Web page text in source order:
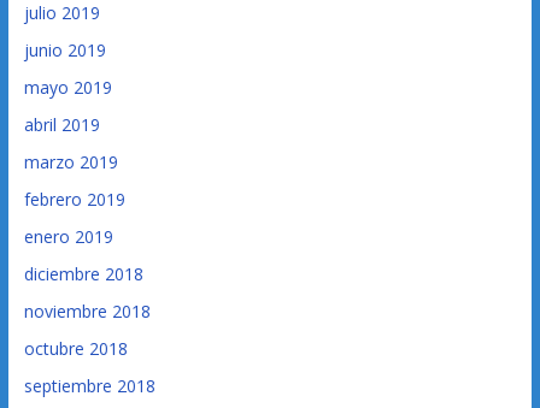
julio 2019
junio 2019
mayo 2019
abril 2019
marzo 2019
febrero 2019
enero 2019
diciembre 2018
noviembre 2018
octubre 2018
septiembre 2018